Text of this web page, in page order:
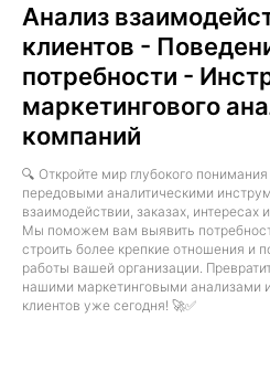
Анализ
клиентов -
потребности -
маркетингового
компаний
🔍 Откройте мир глубокого
передовыми аналитическими
взаимодействии, заказах, интересах
Мы поможем вам выявить
строить более крепкие отношения и
работы вашей организации.
нашими маркетинговыми анализами
клиентов уже сегодня! 🚀✅